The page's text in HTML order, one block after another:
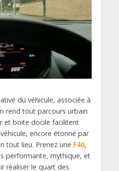
du véhicule, associée à
rend tout parcours urbain
et boite docile facilitent
encore étonné par
tout lieu. Prenez une F40,
performante, mythique, et
réaliser le quart des